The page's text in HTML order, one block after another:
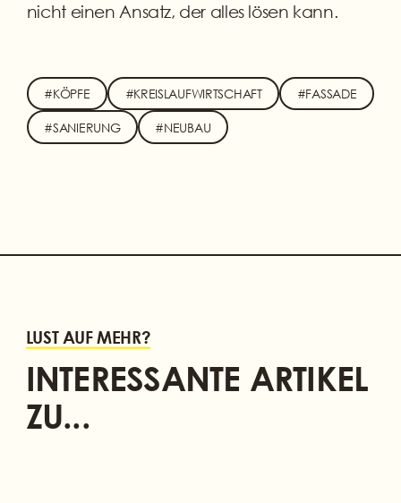
nicht einen Ansatz, der alles lösen kann.
#KÖPFE #KREISLAUFWIRTSCHAFT #FASSADE
#SANIERUNG #NEUBAU
LUST AUF MEHR?
INTERESSANTE ARTIKEL
ZU...